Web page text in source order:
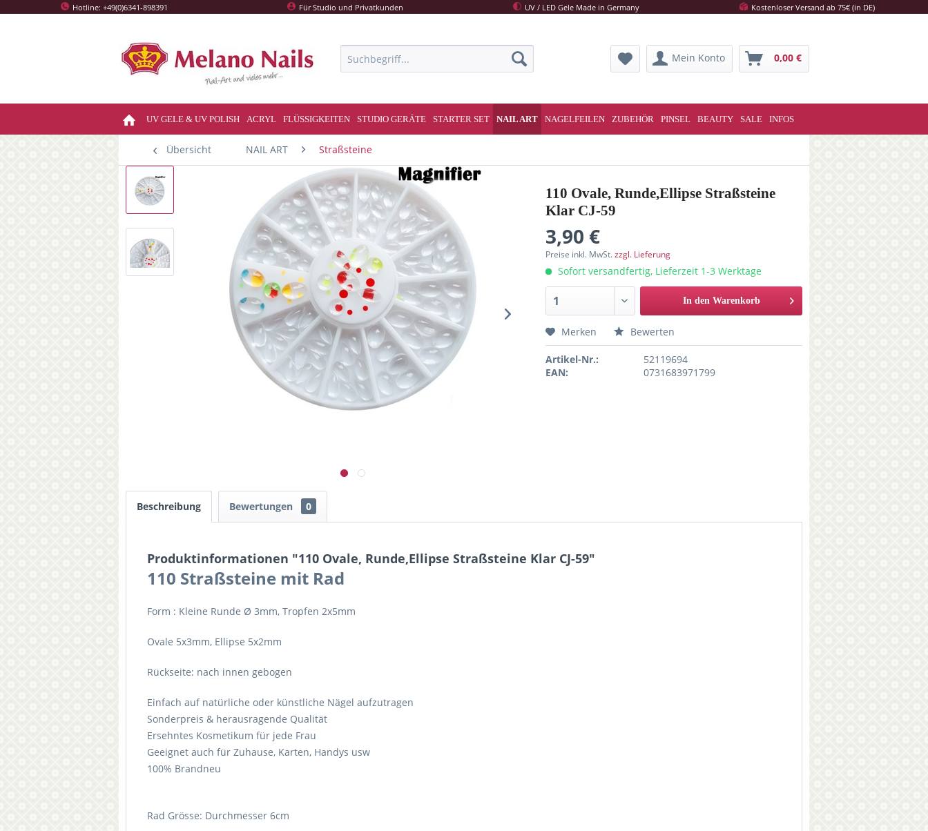
Hotline: +49(0)6341-898391 Für Studio und Privatkunden UV / LED Gele Made in Germany Kostenloser Versand ab 75€ (in DE)
Mein Konto 0,00 €
UV GELE & UV POLISH ACRYL FLÜSSIGKEITEN STUDIO GERÄTE STARTER SET NAIL ART NAGELFEILEN ZUBEHÖR PINSEL BEAUTY SALE INFOS
Übersicht NAIL ART Straßsteine
110 Ovale, Runde,Ellipse Straßsteine
Klar CJ-59
3,90 €
Preise inkl. MwSt.zzgl. Lieferung
Sofort versandfertig, Lieferzeit 1-3 Werktage
In den Warenkorb
Merken Bewerten
Artikel-Nr.:
52119694
EAN:
0731683971799
Beschreibung Bewertungen 0
Produktinformationen "110 Ovale, Runde,Ellipse Straßsteine Klar CJ-59"
110 Straßsteine mit Rad
Form : Kleine Runde Ø 3mm, Tropfen 2x5mm
Ovale 5x3mm, Ellipse 5x2mm
Rückseite: nach innen gebogen
Einfach auf natürliche oder künstliche Nägel aufzutragen
Sonderpreis & herausragende Qualität
Ersehntes Kosmetikum für jede Frau
Geeignet auch für Zuhause, Karten, Handys usw
100% Brandneu
Rad Grösse: Durchmesser 6cm